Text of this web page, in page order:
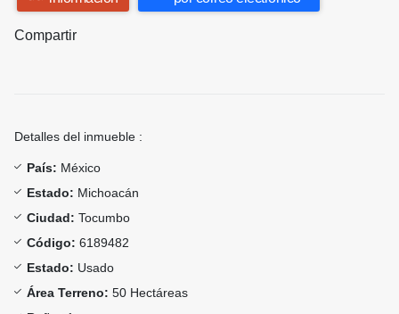
Compartir
Detalles del inmueble :
País: México
Estado: Michoacán
Ciudad: Tocumbo
Código: 6189482
Estado: Usado
Área Terreno: 50 Hectáreas